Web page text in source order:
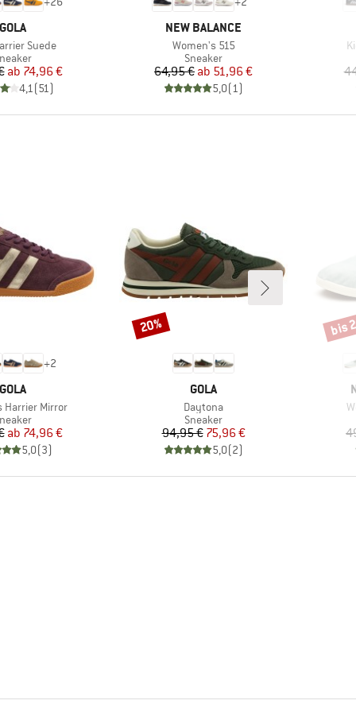
MARKE
GOLA
Suede
Preis
reduzierter Preis
ab 74,96 €
4,1(51)
MARKE
NEW BALANCE
Artikel
Women's 515
Produktgruppe
Sneaker
Preis
64,95 € reduzierter Preis
ab 51,96 €
5,0(1)
+2
MARKE
GOLA
Harrier Mirror
Preis
reduzierter Preis
ab 74,96 €
5,0(3)
MARKE
GOLA
Artikel
Daytona
Produktgruppe
Sneaker
Preis
94,95 €reduzierter Preis
75,96 €
5,0(2)
Rabatt
20% bis